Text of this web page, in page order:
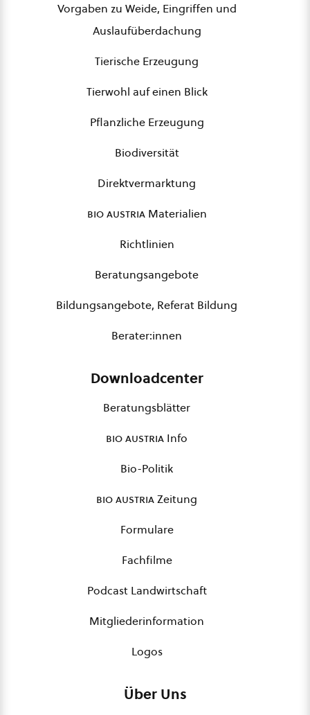
Vorgaben zu Weide, Eingriffen und
Auslaufüberdachung
Tierische Erzeugung
Tierwohl auf einen Blick
Pflanzliche Erzeugung
Biodiversität
Direktvermarktung
bio austriaMaterialien
Richtlinien
Beratungsangebote
Bildungsangebote, Referat Bildung
Berater:innen
Downloadcenter
Beratungsblätter
bio austria Info
Bio-Politik
bio austriaZeitung
Formulare
Fachfilme
Podcast Landwirtschaft
Mitgliederinformation
Logos
Über Uns